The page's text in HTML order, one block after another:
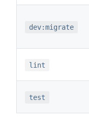
dev:migrate
lint
test